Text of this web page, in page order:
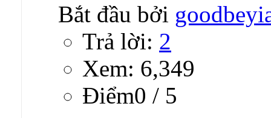
Bắt đầu bởi
Trả lời: 2
Xem: 6,349
Ðiểm0 / 5